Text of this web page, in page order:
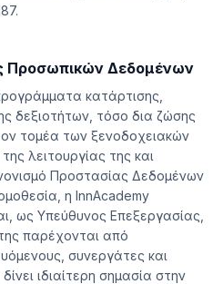
Προσωπικών Δεδομένων
κατάρτισης,
δεξιοτήτων, τόσο δια ζώσης
τομέα των ξενοδοχειακών
λειτουργίας της και
Προστασίας Δεδομένων
η InnAcademy
ως Υπεύθυνος Επεξεργασίας,
παρέχονται από
συνεργάτες και
ιδιαίτερη σημασία στην